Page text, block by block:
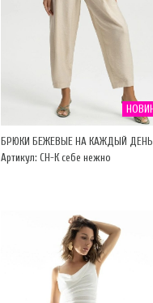
БРЮКИ БЕЖЕВЫЕ НА КАЖДЫЙ ДЕНЬ
Артикул: CH-К себе нежно